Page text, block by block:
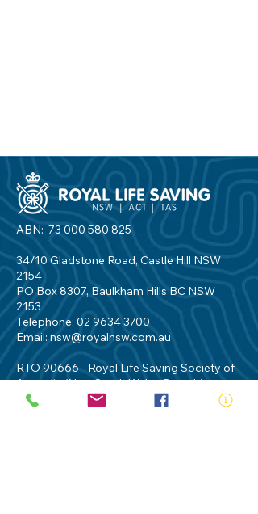
ABN: 73 000 580 825
34/10 Gladstone Road, Castle Hill NSW
2154
PO Box 8307, Baulkham Hills BC NSW
2153
Telephone: 02 9634 3700
Email:nsw@royalnsw.com.au
RTO 90666 - Royal Life Saving Society of
Australia (New South Wales Branch)